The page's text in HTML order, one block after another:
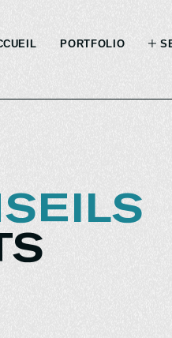
PORTFOLIO